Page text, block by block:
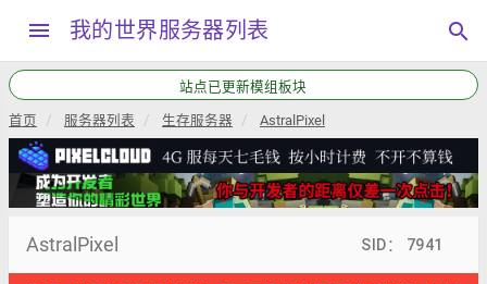
menu 我的世界服务器列表 search
站点已更新模组板块
首页 服务器列表 生存服务器 AstralPixel
AstralPixel SID： 7941